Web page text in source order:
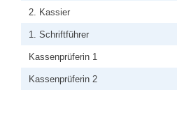
2. Kassier
1. Schriftführer
Kassenprüferin 1
Kassenprüferin 2